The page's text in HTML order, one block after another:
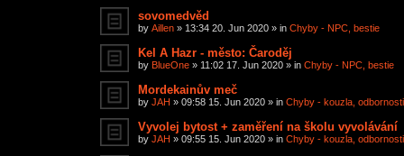
sovomedvěd
by Aillen » 13:34 20. Jun 2020 » in Chyby - NPC, bestie
Kel A Hazr - město: Čaroděj
by BlueOne » 11:02 17. Jun 2020 » in Chyby - NPC, bestie
Mordekainův meč
by JAH » 09:58 15. Jun 2020 » in Chyby - kouzla,
Vyvolej bytost + zaměření na školu vyvolávání
by JAH » 09:55 15. Jun 2020 » in Chyby - kouzla,